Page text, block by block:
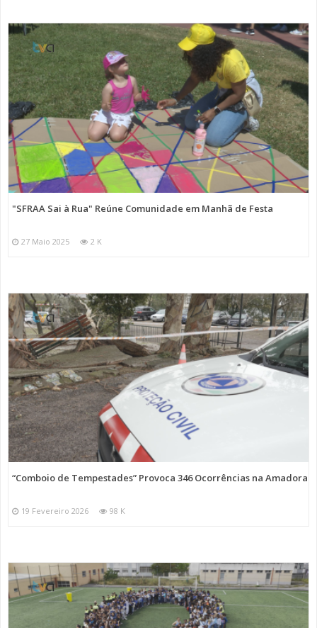
"SFRAA Sai à Rua" Reúne Comunidade em Manhã de Festa
27 Maio 2025 2 K
“Comboio de Tempestades” Provoca 346 Ocorrências na Amadora
19 Fevereiro 2026 98 K